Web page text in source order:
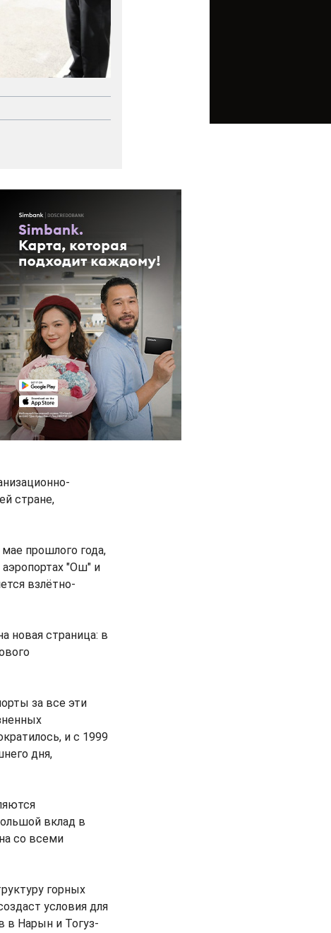
стране,
прошлого года,
"Ош" и
взлётно-
новая страница: в
за все эти
и с 1999
дня,
вклад в
со всеми
горных
условия для
в Нарын и Тогуз-